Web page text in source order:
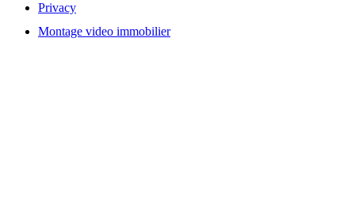
Privacy
Montage video immobilier